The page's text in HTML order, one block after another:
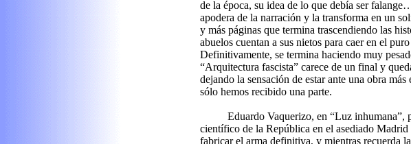
de la época, su idea de lo que debía ser
apodera de la narración y la transforma en un
y más páginas que termina trascendiendo las
abuelos cuentan a sus nietos para caer en el
Definitivamente, se termina haciendo muy
“Arquitectura fascista” carece de un final y
dejando la sensación de estar ante una obra más
sólo hemos recibido una parte.
Eduardo Vaquerizo, en “Luz inhumana”,
científico de la República en el asediado Madrid
fabricar el arma definitiva, y mientras recuerda